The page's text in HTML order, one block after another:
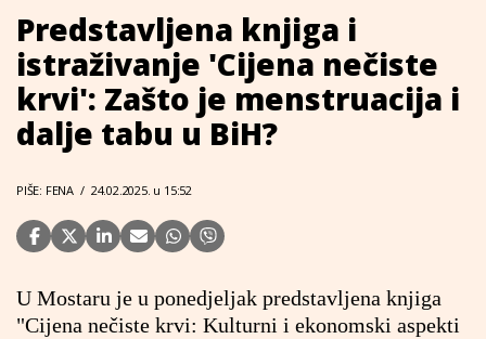
Predstavljena knjiga i
istraživanje 'Cijena nečiste
krvi': Zašto je menstruacija i
dalje tabu u BiH?
PIŠE: FENA / 24.02.2025. u 15:52
U Mostaru je u ponedjeljak predstavljena knjiga
"Cijena nečiste krvi: Kulturni i ekonomski aspekti